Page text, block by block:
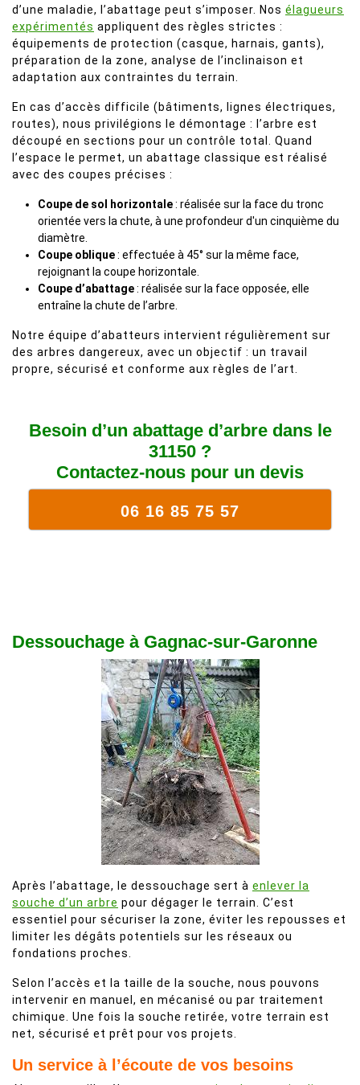
d’une maladie, l’abattage peut s’imposer. Nos élagueurs
expérimentés appliquent des règles strictes :
équipements de protection (casque, harnais, gants),
préparation de la zone, analyse de l’inclinaison et
adaptation aux contraintes du terrain.
En cas d’accès difficile (bâtiments, lignes électriques,
routes), nous privilégions le démontage : l’arbre est
découpé en sections pour un contrôle total. Quand
l’espace le permet, un abattage classique est réalisé
avec des coupes précises :
Coupe de sol horizontale: réalisée sur la face du tronc
orientée vers la chute, à une profondeur d'un cinquième du
diamètre.
Coupe oblique: effectuée à 45° sur la même face,
rejoignant la coupe horizontale.
Coupe d’abattage: réalisée sur la face opposée, elle
entraîne la chute de l’arbre.
Notre équipe d’abatteurs intervient régulièrement sur
des arbres dangereux, avec un objectif : un travail
propre, sécurisé et conforme aux règles de l’art.
Besoin d’un abattage d’arbre dans le
31150 ?
Contactez-nous pour un devis
06 16 85 75 57
Dessouchage à Gagnac-sur-Garonne
Après l’abattage, le dessouchage sert à enlever la
souche d’un arbre pour dégager le terrain. C’est
essentiel pour sécuriser la zone, éviter les repousses et
limiter les dégâts potentiels sur les réseaux ou
fondations proches.
Selon l’accès et la taille de la souche, nous pouvons
intervenir en manuel, en mécanisé ou par traitement
chimique. Une fois la souche retirée, votre terrain est
net, sécurisé et prêt pour vos projets.
Un service à l’écoute de vos besoins